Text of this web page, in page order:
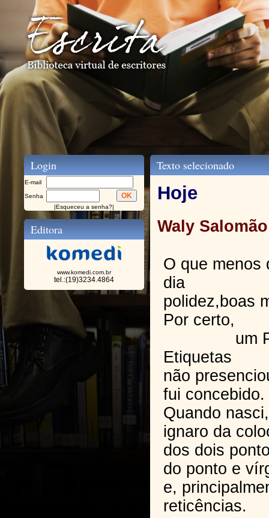
Login
E-mail
Senha
|Esqueceu a senha?|
Editora
www.komedi.com.br
tel.:(19)3234.4864
Texto selecionado
Hoje
Waly
O que menos
dia
polidez,boas
Por certo,
um
Etiquetas
não
fui concebido.
Quando
ignaro da
dos dois
do ponto e
e,
reticências.